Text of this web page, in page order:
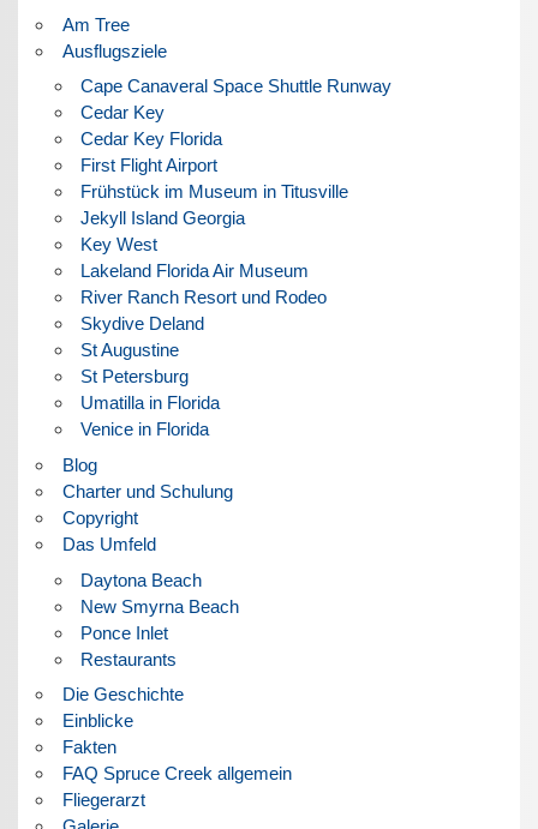
Am Tree
Ausflugsziele
Cape Canaveral Space Shuttle Runway
Cedar Key
Cedar Key Florida
First Flight Airport
Frühstück im Museum in Titusville
Jekyll Island Georgia
Key West
Lakeland Florida Air Museum
River Ranch Resort und Rodeo
Skydive Deland
St Augustine
St Petersburg
Umatilla in Florida
Venice in Florida
Blog
Charter und Schulung
Copyright
Das Umfeld
Daytona Beach
New Smyrna Beach
Ponce Inlet
Restaurants
Die Geschichte
Einblicke
Fakten
FAQ Spruce Creek allgemein
Fliegerarzt